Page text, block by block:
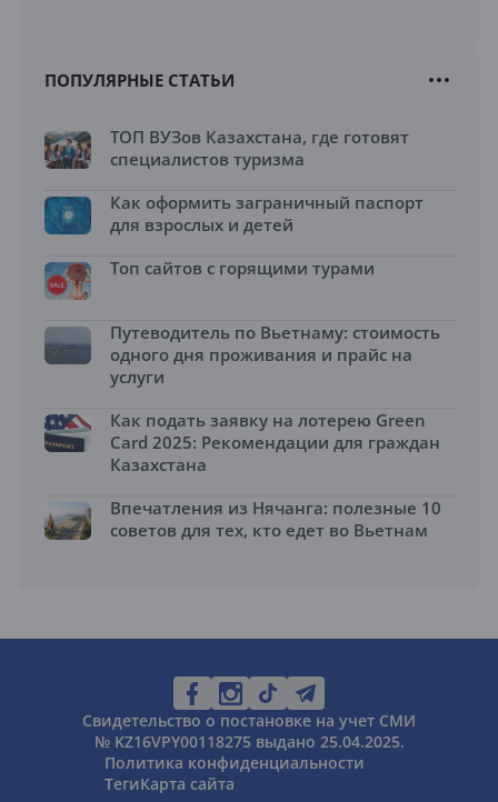
ПОПУЛЯРНЫЕ СТАТЬИ
ТОП ВУЗов Казахстана, где готовят
специалистов туризма
Как оформить заграничный паспорт
для взрослых и детей
Топ сайтов с горящими турами
Путеводитель по Вьетнаму: стоимость
одного дня проживания и прайс на
услуги
Как подать заявку на лотерею Green
Card 2025: Рекомендации для граждан
Казахстана
Впечатления из Нячанга: полезные 10
советов для тех, кто едет во Вьетнам
Свидетельство о постановке на учет СМИ
№ KZ16VPY00118275 выдано 25.04.2025.
Политика конфиденциальности
ТегиКарта сайта